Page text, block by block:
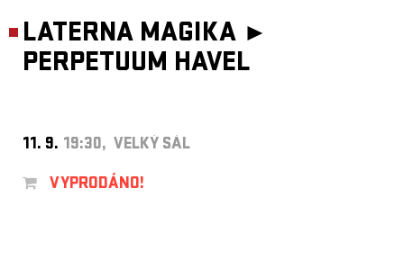
LATERNA MAGIKA ►
PERPETUUM HAVEL
11. 9. 19:30, VELKÝ SÁL
VYPRODÁNO!